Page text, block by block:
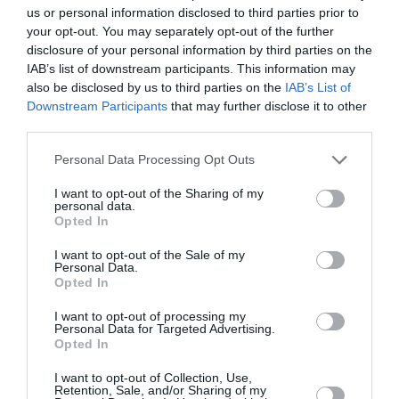
us or personal information disclosed to third parties prior to
your opt-out. You may separately opt-out of the further
disclosure of your personal information by third parties on the
IAB’s list of downstream participants. This information may
also be disclosed by us to third parties on the IAB’s List of
Downstream Participants that may further disclose it to other
Personal Data Processing Opt Outs
I want to opt-out of the Sharing of my
personal data.
Opted In
I want to opt-out of the Sale of my
Personal Data.
Opted In
I want to opt-out of processing my
Personal Data for Targeted Advertising.
Opted In
I want to opt-out of Collection, Use,
Retention, Sale, and/or Sharing of my
την Τέχνη και τον Πολιτισμό!
Ακολουθήστε το Culturenow.gr
Γκάρετ Καρ – Το
Miss Piggy: